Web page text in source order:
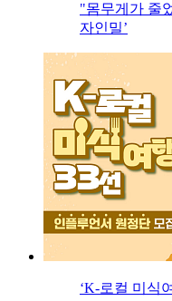
"몸무게가 줄
자인밀’
‘K-로컬 미식